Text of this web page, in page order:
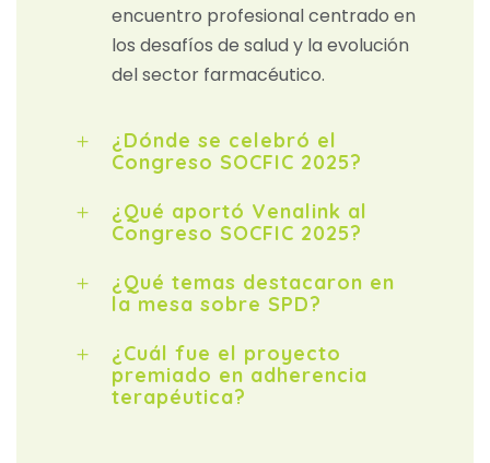
encuentro profesional centrado en
los desafíos de salud y la evolución
del sector farmacéutico.
¿Dónde se celebró el
Congreso SOCFIC 2025?
¿Qué aportó Venalink al
Congreso SOCFIC 2025?
¿Qué temas destacaron en
la mesa sobre SPD?
¿Cuál fue el proyecto
premiado en adherencia
terapéutica?